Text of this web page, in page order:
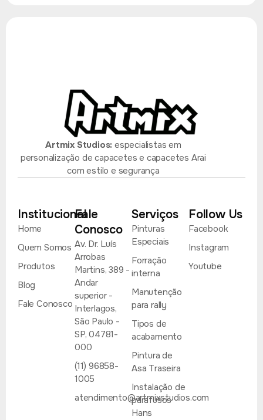
Artmix Studios: especialistas em
personalização de capacetes e capacetes Arai
com estilo e segurança
Institucional
Home
Quem Somos
Produtos
Blog
Fale Conosco
Fale
Conosco
Av. Dr. Luís
Arrobas
Martins, 389 -
Andar
superior -
Interlagos,
São Paulo -
SP, 04781-
000
(11) 96858-
1005
atendimento@artmixstudios.com
Serviços
Pinturas
Especiais
Forração
interna
Manutenção
para rally
Tipos de
acabamento
Pintura de
Asa Traseira
Instalação de
parafusos
Hans
Follow Us
Facebook
Instagram
Youtube